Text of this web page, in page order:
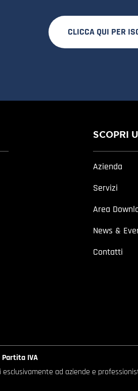
CLICCA QUI PER
SCOPRI
Azienda
Servizi
Area
News &
Contatti
IVA
ad aziende e